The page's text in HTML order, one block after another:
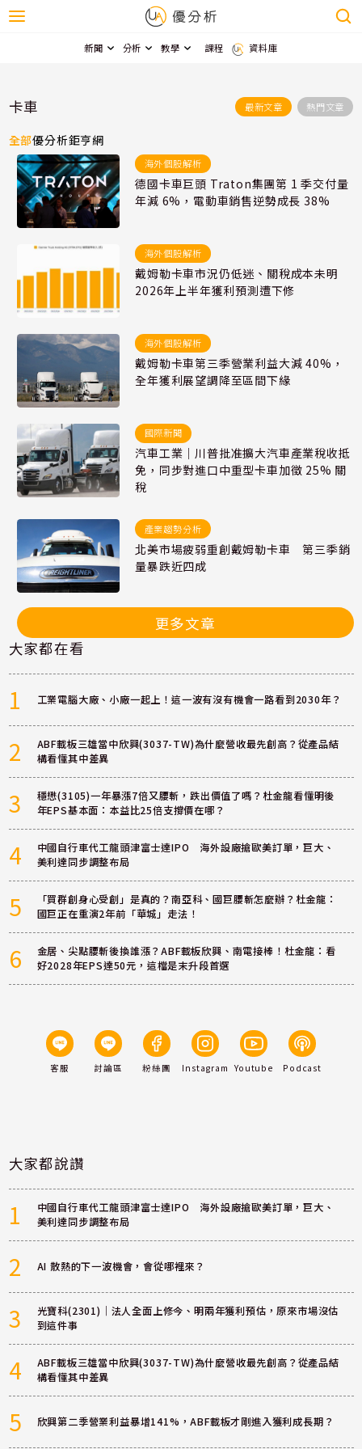
新聞 分析 教學 課程 資料庫
卡車 最新文章 熱門文章
全部優分析鉅亨網
海外個股解析
德國卡車巨頭 Traton集團第 1 季交付量
年減 6%，電動車銷售逆勢成長 38%
海外個股解析
戴姆勒卡車市況仍低迷、關稅成本未明
2026年上半年獲利預測遭下修
海外個股解析
戴姆勒卡車第三季營業利益大減 40%，
全年獲利展望調降至區間下緣
國際新聞
汽車工業｜川普批准擴大汽車產業稅收抵
免，同步對進口中重型卡車加徵 25% 關
稅
產業趨勢分析
北美市場疲弱重創戴姆勒卡車 第三季銷
量暴跌近四成
更多文章
大家都在看
1 工業電腦大廠、小廠一起上！這一波有沒有機會一路看到2030年？
2
ABF載板三雄當中欣興(3037-TW)為什麼營收最先創高？從產品結
構看懂其中差異
3
穩懋(3105)一年暴漲7倍又腰斬，跌出價值了嗎？杜金龍看懂明後
年EPS基本面：本益比25倍支撐價在哪？
4
中國自行車代工龍頭津富士達IPO 海外設廠搶歐美訂單，巨大、
美利達同步調整布局
5
「買群創身心受創」是真的？南亞科、國巨腰斬怎麼辦？杜金龍：
國巨正在重演2年前「華城」走法！
6
金居、尖點腰斬後換誰漲？ABF載板欣興、南電接棒！杜金龍：看
好2028年EPS達50元，這檔是末升段首選
客服 討論區 粉絲團 Instagram Youtube Podcast
大家都說讚
1
中國自行車代工龍頭津富士達IPO 海外設廠搶歐美訂單，巨大、
美利達同步調整布局
2 AI 散熱的下一波機會，會從哪裡來？
3
光寶科(2301)｜法人全面上修今、明兩年獲利預估，原來市場沒估
到這件事
4
ABF載板三雄當中欣興(3037-TW)為什麼營收最先創高？從產品結
構看懂其中差異
5 欣興第二季營業利益暴增141%，ABF載板才剛進入獲利成長期？